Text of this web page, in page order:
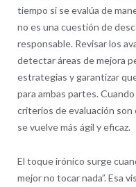
tiempo si se evalúa de
no es una cuestión de
responsable. Revisar los
detectar áreas de mejora
estrategias y garantizar
para ambas partes.
criterios de evaluación son
se vuelve más ágil y eficaz.
El toque irónico surge
mejor no tocar nada”. Esa